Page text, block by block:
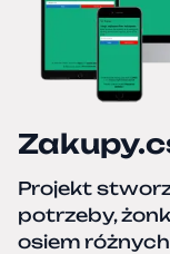
Projekt
potrzeby,
osiem